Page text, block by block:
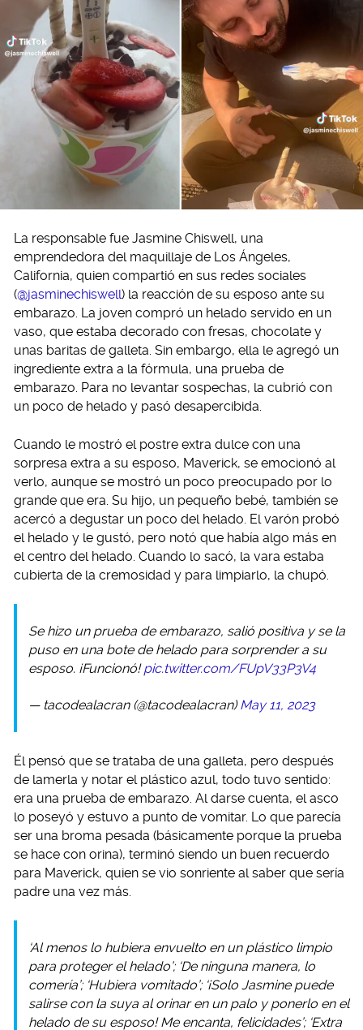
La responsable fue Jasmine Chiswell, una
emprendedora del maquillaje de Los Ángeles,
California, quien compartió en sus redes sociales
(@jasminechiswell) la reacción de su esposo ante su
embarazo. La joven compró un helado servido en un
vaso, que estaba decorado con fresas, chocolate y
unas baritas de galleta. Sin embargo, ella le agregó un
ingrediente extra a la fórmula, una prueba de
embarazo. Para no levantar sospechas, la cubrió con
un poco de helado y pasó desapercibida.
Cuando le mostró el postre extra dulce con una
sorpresa extra a su esposo, Maverick, se emocionó al
verlo, aunque se mostró un poco preocupado por lo
grande que era. Su hijo, un pequeño bebé, también se
acercó a degustar un poco del helado. El varón probó
el helado y le gustó, pero notó que había algo más en
el centro del helado. Cuando lo sacó, la vara estaba
cubierta de la cremosidad y para limpiarlo, la chupó.
Se hizo un prueba de embarazo, salió positiva y se la
puso en una bote de helado para sorprender a su
esposo. ¡Funcionó!pic.twitter.com/FUpV33P3V4
— tacodealacran (@tacodealacran)May 11, 2023
Él pensó que se trataba de una galleta, pero después
de lamerla y notar el plástico azul, todo tuvo sentido:
era una prueba de embarazo. Al darse cuenta, el asco
lo poseyó y estuvo a punto de vomitar. Lo que parecía
ser una broma pesada (básicamente porque la prueba
se hace con orina), terminó siendo un buen recuerdo
para Maverick, quien se vio sonriente al saber que sería
padre una vez más.
‘Al menos lo hubiera envuelto en un plástico limpio
para proteger el helado’; ‘De ninguna manera, lo
comería’; ‘Hubiera vomitado’; ‘¡Solo Jasmine puede
salirse con la suya al orinar en un palo y ponerlo en el
helado de su esposo! Me encanta, felicidades’; ‘Extra